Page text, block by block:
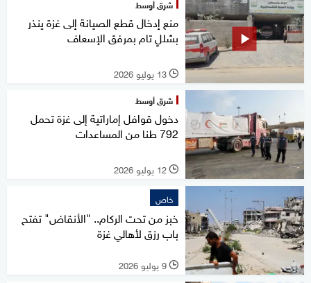
شرق أوسط
منع إدخال قطع الصيانة إلى غزة ينذر
بشللٍ تام بمرفق الإسعاف
l 13 يوليو 2026
شرق أوسط
دخول قوافل إماراتية إلى غزة تحمل
792 طنا من المساعدات
l 12 يوليو 2026
خاص
خبز من تحت الركام.. "الأنقاض" تفتح
باب رزق لأهالي غزة
l 9 يوليو 2026